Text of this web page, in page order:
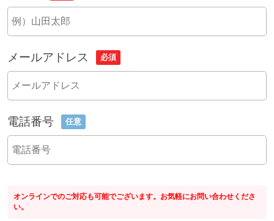
メールアドレス 必須
電話番号 任意
オンラインでのご対応も可能でございます。お気軽にお問い合わせくださ
い。